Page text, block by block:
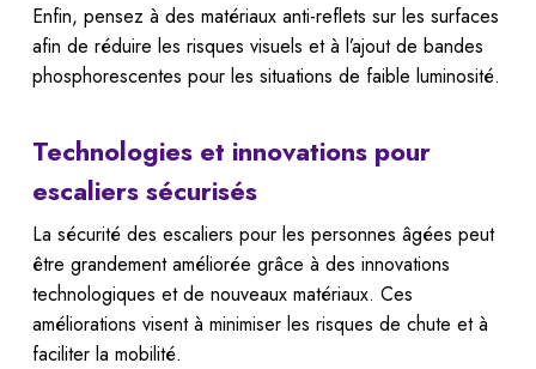
Enfin, pensez à des matériaux anti-reflets sur les surfaces
afin de réduire les risques visuels et à l’ajout de bandes
phosphorescentes pour les situations de faible luminosité.
Technologies et innovations pour
escaliers sécurisés
La sécurité des escaliers pour les personnes âgées peut
être grandement améliorée grâce à des innovations
technologiques et de nouveaux matériaux. Ces
améliorations visent à minimiser les risques de chute et à
faciliter la mobilité.